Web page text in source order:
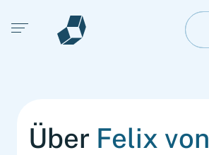
Open main menu
Über Felix von